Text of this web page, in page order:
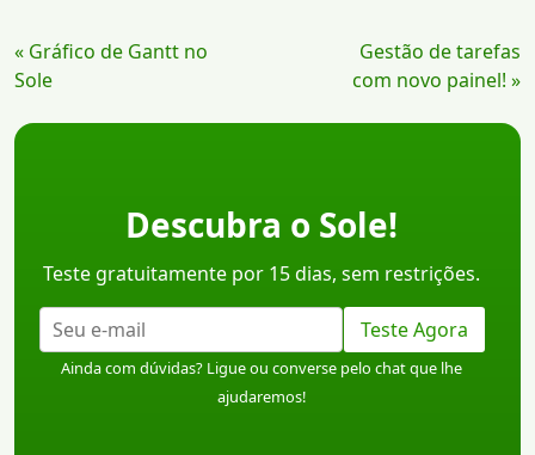
Continue
Lendo
« Gráfico de Gantt no
Sole
Gestão de tarefas
com novo painel! »
Descubra o Sole!
Teste gratuitamente por 15 dias, sem restrições.
Teste Agora
Ainda com dúvidas? Ligue ou converse pelo chat que lhe
ajudaremos!